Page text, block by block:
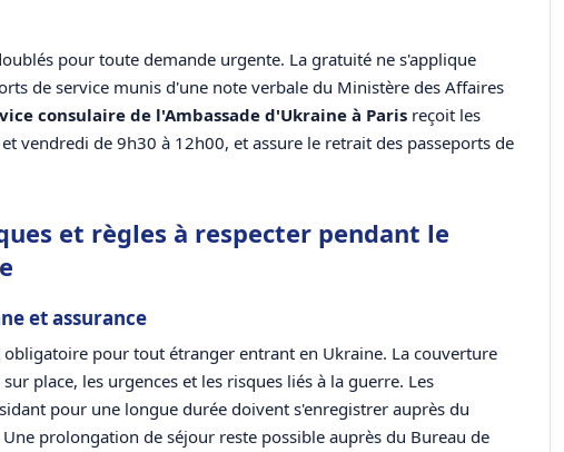
pour toute demande urgente. La gratuité ne s'applique
de service munis d'une note verbale du Ministère des Affaires
consulaire de l'Ambassade d'Ukraine à Paris reçoit les
vendredi de 9h30 à 12h00, et assure le retrait des passeports de
et règles à respecter pendant le
et assurance
obligatoire pour tout étranger entrant en Ukraine. La couverture
place, les urgences et les risques liés à la guerre. Les
pour une longue durée doivent s'enregistrer auprès du
Une prolongation de séjour reste possible auprès du Bureau de